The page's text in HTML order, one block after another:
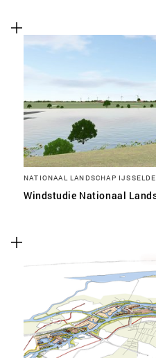
NATIONAAL LANDSCHAP
Windstudie Nationaal